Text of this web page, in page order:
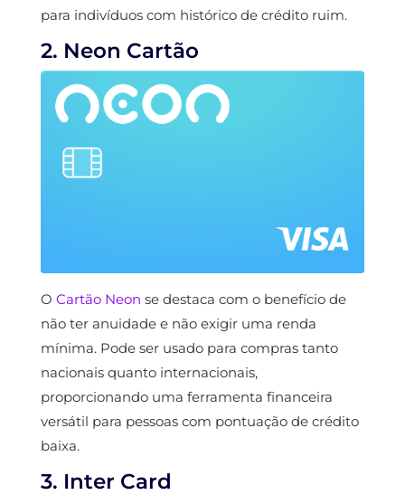
para indivíduos com histórico de crédito ruim.
2. Neon Cartão
O Cartão Neon se destaca com o benefício de
não ter anuidade e não exigir uma renda
mínima. Pode ser usado para compras tanto
nacionais quanto internacionais,
proporcionando uma ferramenta financeira
versátil para pessoas com pontuação de crédito
baixa.
3. Inter Card